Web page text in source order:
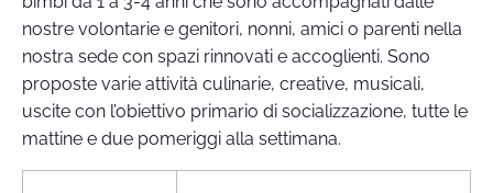
nostre volontarie e genitori, nonni, amici o parenti nella
nostra sede con spazi rinnovati e accoglienti. Sono
proposte varie attività culinarie, creative, musicali,
uscite con l’obiettivo primario di socializzazione, tutte le
mattine e due pomeriggi alla settimana.